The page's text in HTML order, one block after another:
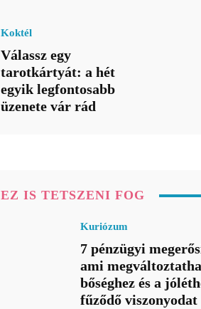
Koktél
Válassz egy
tarotkártyát: a hét
egyik legfontosabb
üzenete vár rád
EZ IS TETSZENI FOG
Kuriózum
7 pénzügyi
ami
bőséghez és a
fűződő viszonyodat